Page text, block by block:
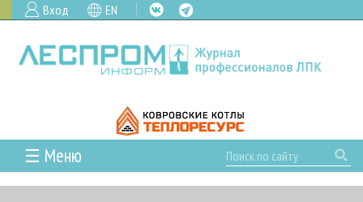
Вход EN
☰ Меню
ГЛАВНАЯ